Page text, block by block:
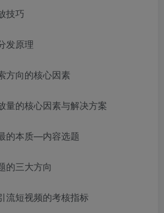
技巧
发原理
方向的核心因素
量的核心因素与解决方案
的本质—内容选题
的三大方向
流短视频的考核指标